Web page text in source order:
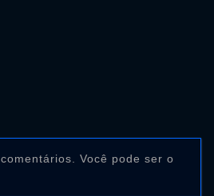
Você pode ser o